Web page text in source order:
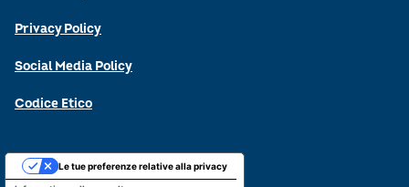
Privacy Policy
Social Media Policy
Codice Etico
Le tue preferenze relative alla privacy